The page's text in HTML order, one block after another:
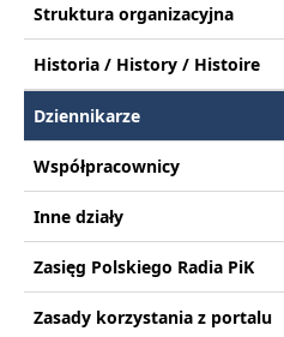
Struktura organizacyjna
Historia / History / Histoire
Dziennikarze
Współpracownicy
Inne działy
Zasięg Polskiego Radia PiK
Zasady korzystania z portalu